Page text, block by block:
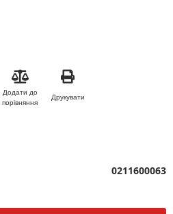
Додати до
порівняння
Друкувати
0211600063